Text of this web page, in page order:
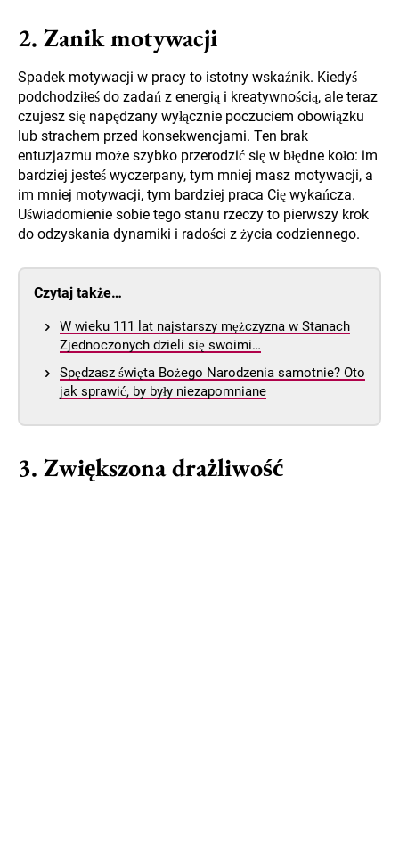
2. Zanik motywacji
Spadek motywacji w pracy to istotny wskaźnik. Kiedyś
podchodziłeś do zadań z energią i kreatywnością, ale teraz
czujesz się napędzany wyłącznie poczuciem obowiązku
lub strachem przed konsekwencjami. Ten brak
entuzjazmu może szybko przerodzić się w błędne koło: im
bardziej jesteś wyczerpany, tym mniej masz motywacji, a
im mniej motywacji, tym bardziej praca Cię wykańcza.
Uświadomienie sobie tego stanu rzeczy to pierwszy krok
do odzyskania dynamiki i radości z życia codziennego.
Czytaj także…
W wieku 111 lat najstarszy mężczyzna w Stanach
Zjednoczonych dzieli się swoimi…
Spędzasz święta Bożego Narodzenia samotnie? Oto
jak sprawić, by były niezapomniane
3. Zwiększona drażliwość